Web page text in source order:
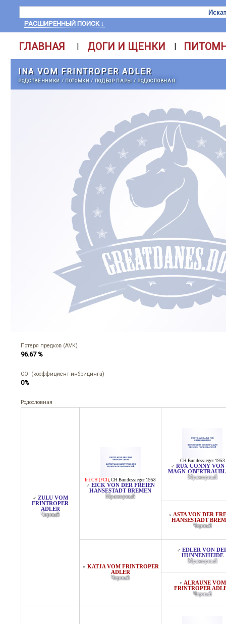
РАСШИРЕННЫЙ ПОИСК ↓
ГЛАВНАЯ | ДОГИ И ЩЕНКИ |
INA VOM FRINTROPER ADLER
РОДСТВЕННИКИ / ПОТОМКИ/ ПОДБОР ПАРЫ / РОДОСЛОВНАЯ
Потеря предков (AVK)
96.67 %
COI (коэффициент инбридинга)
0%
Родословная
♂ ZULU VOM
FRINTROPER
ADLER
Черный
Int.CH (FCI), CH Bundessieger 1958
♂ EICK VON DER FREIEN
HANSESTADT BREMEN
Мраморный
CH Bundessieger 1953
♂ RUX CONNY VON
MAGN-
Мраморный
♀ ASTA VON DER
HANSESTADT
Черный
♀ KATJA VOM FRINTROPER
ADLER
Черный
♂ EDLER VON
HUNNENHEIDE
Мраморный
♀ ALRAUNE VOM
FRINTROPER
Черный